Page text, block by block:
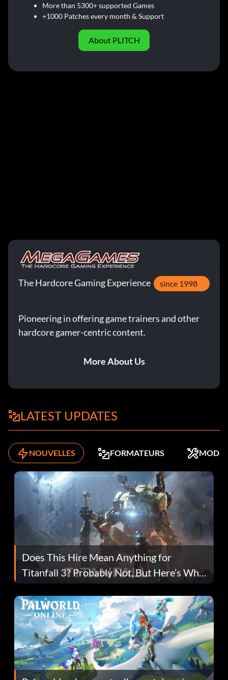
More than 5300+ supported Games
+1000 Patches every month & Support
About PLITCH
The Hardcore Gaming Experience since 1998
Pioneering in offering game trainers and other
hardcore gamer-centric content.
More About Us
LATEST UPDATES
NOUVELLES FORMATEURS MODS
Does This Hire Mean Anything for
Titanfall 3? Probably Not, But Here’s Why
Fans Are Hopeful